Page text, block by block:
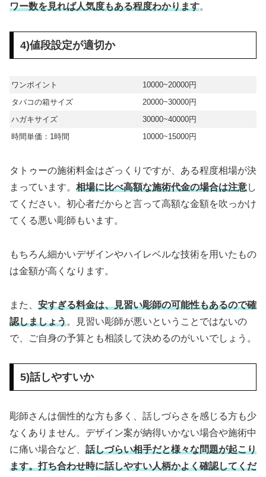
ワー数を見れば人気度もある程度わかります。
4)値段設定が適切か
ワンポイント
10000~20000円
タバコの箱サイズ
20000~30000円
ハガキサイズ
30000~40000円
時間単価：1時間
10000~15000円
タトゥーの施術料金はざっくりですが、ある程度相場が決
まっています。 相場に比べ高額な施術代金の場合は注意し
てください。初心者だからと言って高額な金額を吹っかけ
てくる悪い彫師もいます。
もちろん細かいデザインやハイレベルな技術を用いたもの
は金額が高くなります。
また、 安すぎる料金は、見習い彫師の可能性もあるので確
認しましょう。見習い彫師が悪いということではないの
で、ご自身の予算とも相談して決めるのがいいでしょう。
5)話しやすいか
彫師さんは個性的な方も多く、話しづらさを感じる方も少
なくありません。デザイン案が納得いかない場合や施術中
に痛い場合など、 話しづらい相手だと様々な問題が起こり
ます。打ち合わせ時に話しやすい人柄かよく確認してくだ